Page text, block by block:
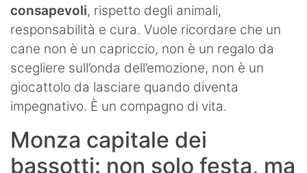
consapevoli, rispetto degli animali,
responsabilità e cura. Vuole ricordare che un
cane non è un capriccio, non è un regalo da
scegliere sull’onda dell’emozione, non è un
giocattolo da lasciare quando diventa
impegnativo. È un compagno di vita.
Monza capitale dei
bassotti: non solo festa, ma